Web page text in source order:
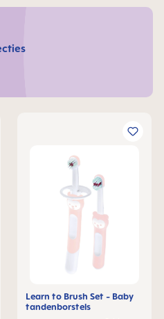
Learn to Brush Set - Baby
tandenborstels